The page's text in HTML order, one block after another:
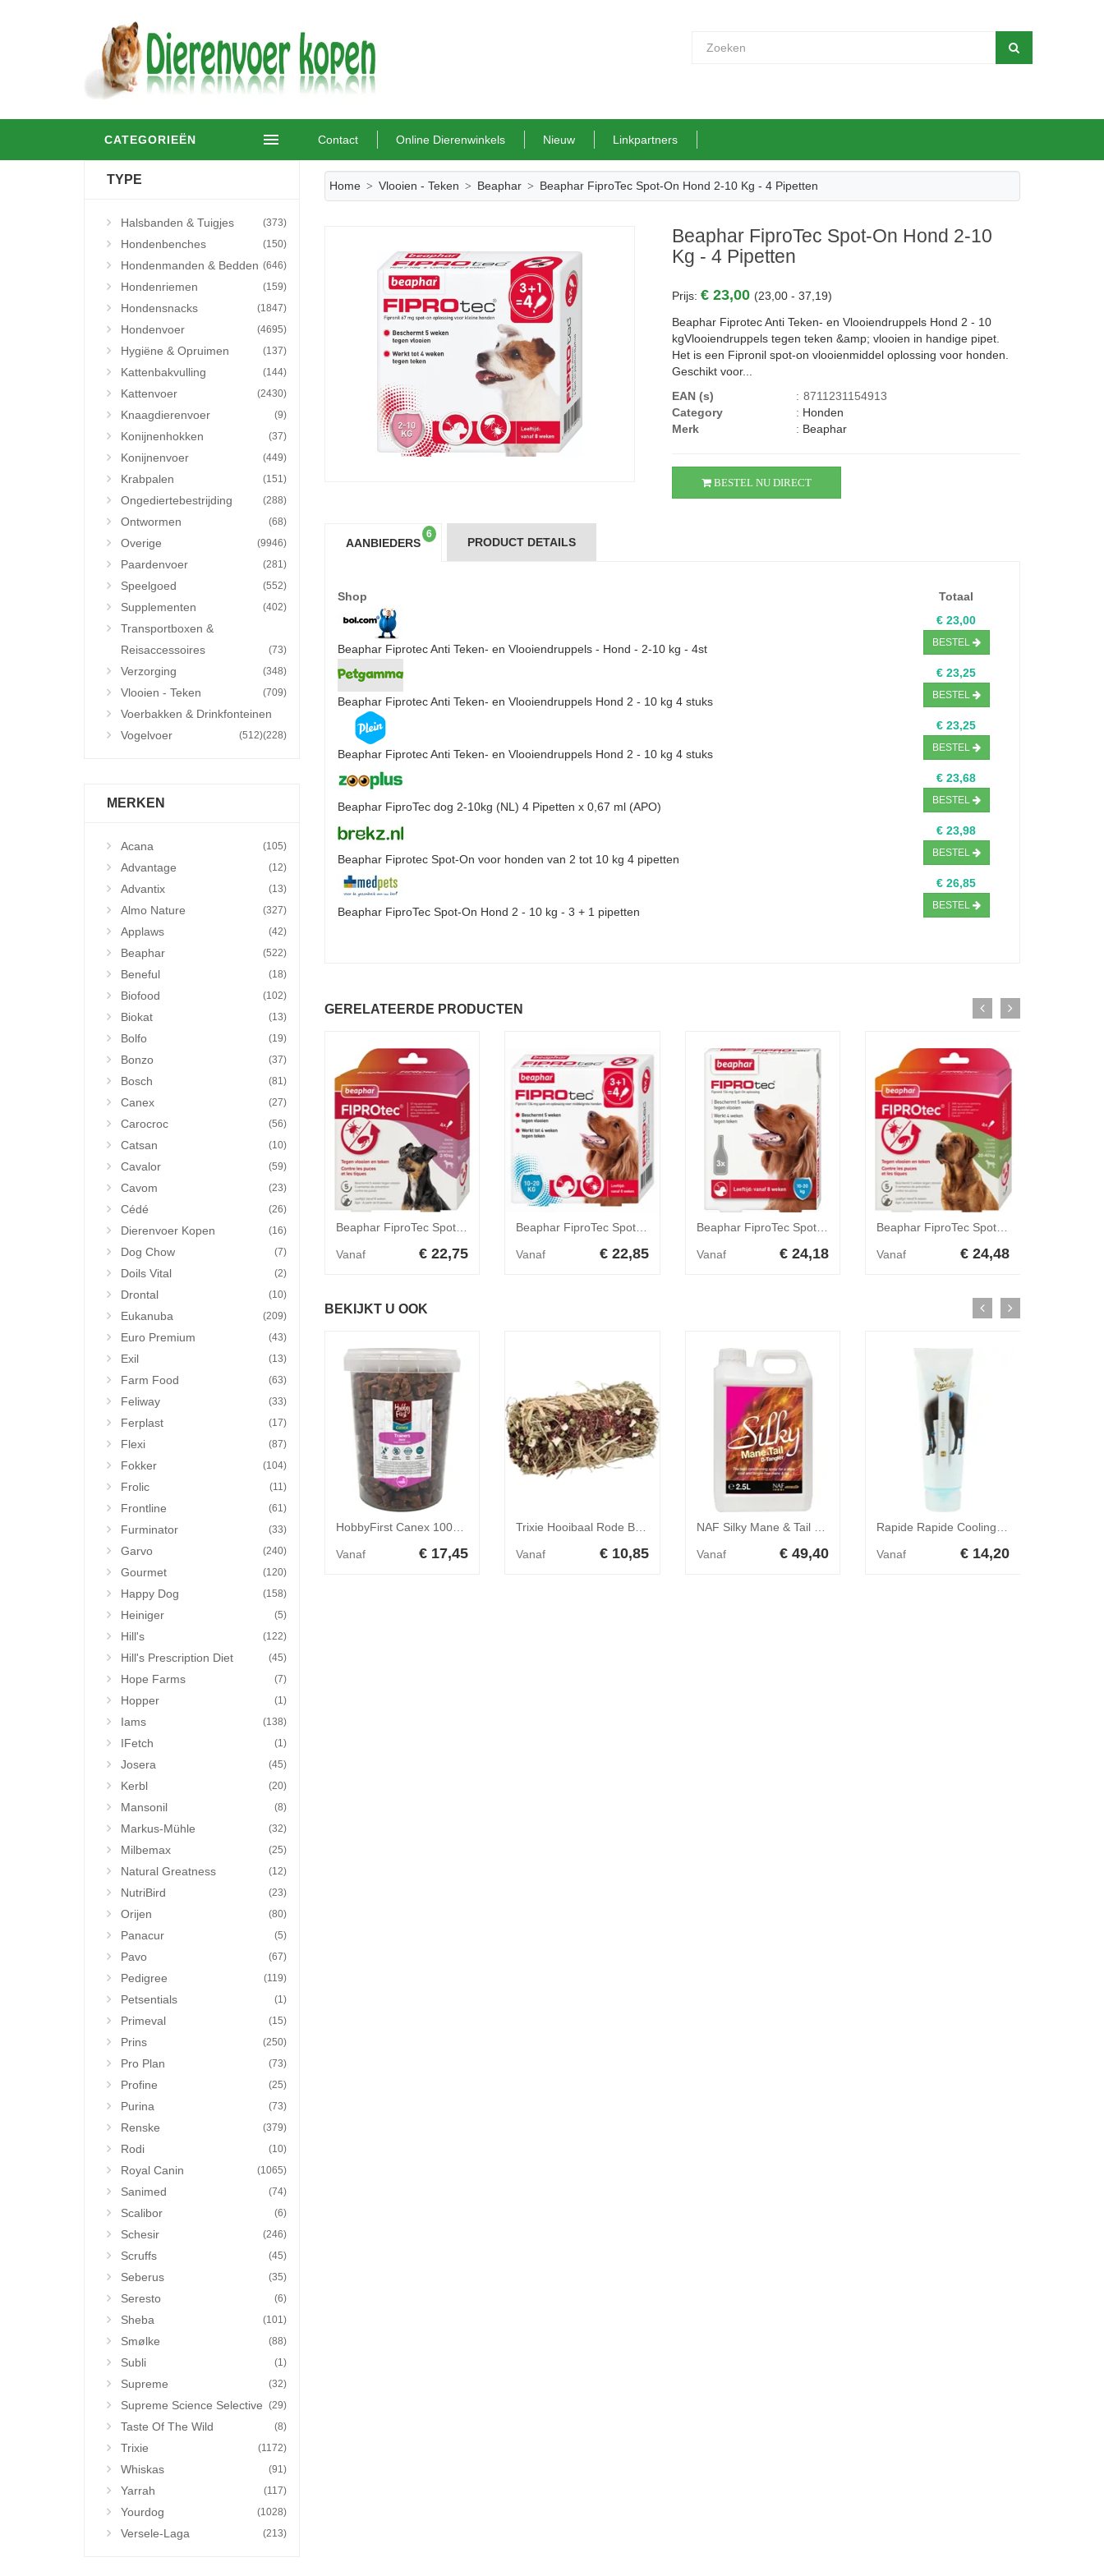
CATEGORIEËN Contact Online Dierenwinkels Nieuw Linkpartners
TYPE
Halsbanden & Tuigjes (373)
Hondenbenches (150)
Hondenmanden & Bedden (646)
Hondenriemen (159)
Hondensnacks (1847)
Hondenvoer (4695)
Hygiëne & Opruimen (137)
Kattenbakvulling (144)
Kattenvoer (2430)
Knaagdierenvoer (9)
Konijnenhokken (37)
Konijnenvoer (449)
Krabpalen (151)
Ongediertebestrijding (288)
Ontwormen (68)
Overige (9946)
Paardenvoer (281)
Speelgoed (552)
Supplementen (402)
Transportboxen &
Reisaccessoires
(73)
Verzorging (348)
Vlooien - Teken (709)
Voerbakken & Drinkfonteinen
(228)
Vogelvoer (512)
MERKEN
Acana (105)
Advantage (12)
Advantix (13)
Almo Nature (327)
Applaws (42)
Beaphar (522)
Beneful (18)
Biofood (102)
Biokat (13)
Bolfo (19)
Bonzo (37)
Bosch (81)
Canex (27)
Carocroc (56)
Catsan (10)
Cavalor (59)
Cavom (23)
Cédé (26)
Dierenvoer Kopen (16)
Dog Chow (7)
Doils Vital (2)
Drontal (10)
Eukanuba (209)
Euro Premium (43)
Exil (13)
Farm Food (63)
Feliway (33)
Ferplast (17)
Flexi (87)
Fokker (104)
Frolic (11)
Frontline (61)
Furminator (33)
Garvo (240)
Gourmet (120)
Happy Dog (158)
Heiniger (5)
Hill's (122)
Hill's Prescription Diet (45)
Hope Farms (7)
Hopper (1)
Iams (138)
IFetch (1)
Josera (45)
Kerbl (20)
Mansonil (8)
Markus-Mühle (32)
Milbemax (25)
Natural Greatness (12)
NutriBird (23)
Orijen (80)
Panacur (5)
Pavo (67)
Pedigree (119)
Petsentials (1)
Primeval (15)
Prins (250)
Pro Plan (73)
Profine (25)
Purina (73)
Renske (379)
Rodi (10)
Royal Canin (1065)
Sanimed (74)
Scalibor (6)
Schesir (246)
Scruffs (45)
Seberus (35)
Seresto (6)
Sheba (101)
Smølke (88)
Subli (1)
Supreme (32)
Supreme Science Selective (29)
Taste Of The Wild (8)
Trixie (1172)
Whiskas (91)
Yarrah (117)
Yourdog (1028)
Versele-Laga (213)
Home Vlooien - Teken Beaphar Beaphar FiproTec Spot-On Hond 2-10 Kg - 4 Pipetten
Beaphar FiproTec Spot-On Hond 2-10
Kg - 4 Pipetten
Prijs:€ 23,00 (23,00 - 37,19)
Beaphar Fiprotec Anti Teken- en Vlooiendruppels Hond 2 - 10
kgVlooiendruppels tegen teken &amp; vlooien in handige pipet.
Het is een Fipronil spot-on vlooienmiddel oplossing voor honden.
Geschikt voor...
EAN (s)
: 8711231154913
Category
: Honden
Merk
: Beaphar
BESTEL NU DIRECT
AANBIEDERS
6
PRODUCT DETAILS
Shop Totaal
Beaphar Fiprotec Anti Teken- en Vlooiendruppels - Hond - 2-10 kg - 4st
€ 23,00
BESTEL
Beaphar Fiprotec Anti Teken- en Vlooiendruppels Hond 2 - 10 kg 4 stuks
€ 23,25
BESTEL
Beaphar Fiprotec Anti Teken- en Vlooiendruppels Hond 2 - 10 kg 4 stuks
€ 23,25
BESTEL
Beaphar FiproTec dog 2-10kg (NL) 4 Pipetten x 0,67 ml (APO)
€ 23,68
BESTEL
Beaphar Fiprotec Spot-On voor honden van 2 tot 10 kg 4 pipetten
€ 23,98
BESTEL
Beaphar FiproTec Spot-On Hond 2 - 10 kg - 3 + 1 pipetten
€ 26,85
BESTEL
GERELATEERDE PRODUCTEN
Beaphar FiproTec Spot-On Hond 2-10 kg - 3 pipetten
Vanaf € 22,75 Vanaf € 22,85
Beaphar FiproTec Spot-On Hond 10-20 kg - 3 pipetten
Vanaf € 24,18 Vanaf € 24,48
BEKIJKT U OOK
HobbyFirst Canex 100% Pure Trainers Eend 250 gr
Vanaf € 17,45 Vanaf € 10,85 Vanaf € 49,40 Vanaf € 14,20